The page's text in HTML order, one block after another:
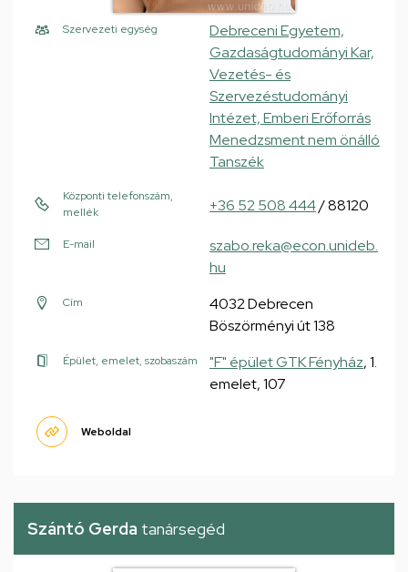
Szervezeti egység
Debreceni Egyetem,
Gazdaságtudományi Kar,
Vezetés- és
Szervezéstudományi
Intézet, Emberi Erőforrás
Menedzsment nem önálló
Tanszék
Központi telefonszám,
mellék
+36 52 508 444/ 88120
E-mail
szabo.reka@econ.unideb.
hu
Cím
4032 Debrecen
Böszörményi út 138
Épület, emelet, szobaszám "F" épület GTK Fényház, 1.
emelet, 107
Weboldal
Szántó Gerda tanársegéd